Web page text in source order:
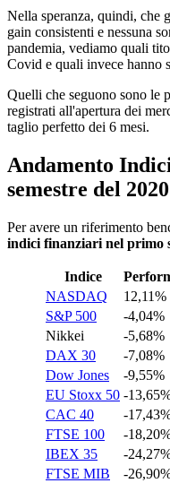
Nella speranza, quindi, che
gain consistenti e nessuna
pandemia, vediamo quali
Covid e quali invece hanno
Quelli che seguono sono le
registrati all'apertura dei
taglio perfetto dei 6 mesi.
Andamento
semestre del 2020
Per avere un riferimento
indici finanziari nel primo
Indice
NASDAQ
12,11%
S&P 500
-4,04%
Nikkei
-5,68%
DAX 30
-7,08%
Dow Jones
-9,55%
EU Stoxx 50 -
CAC 40
-
FTSE 100
-
IBEX 35
-
FTSE MIB
-